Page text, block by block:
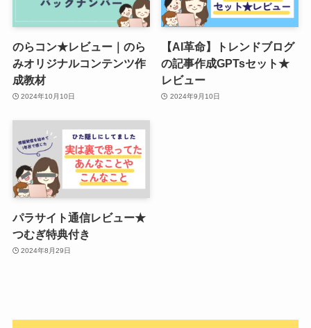
のらコン★レビュー｜のら
みオリジナルコンテンツ作
成教材
2024年10月10日
【AI革命】トレンドブログ
の記事作成GPTsセット★
レビュー
2024年9月10日
パラサイト通信レビュー★
つむぎ特典付き
2024年8月29日